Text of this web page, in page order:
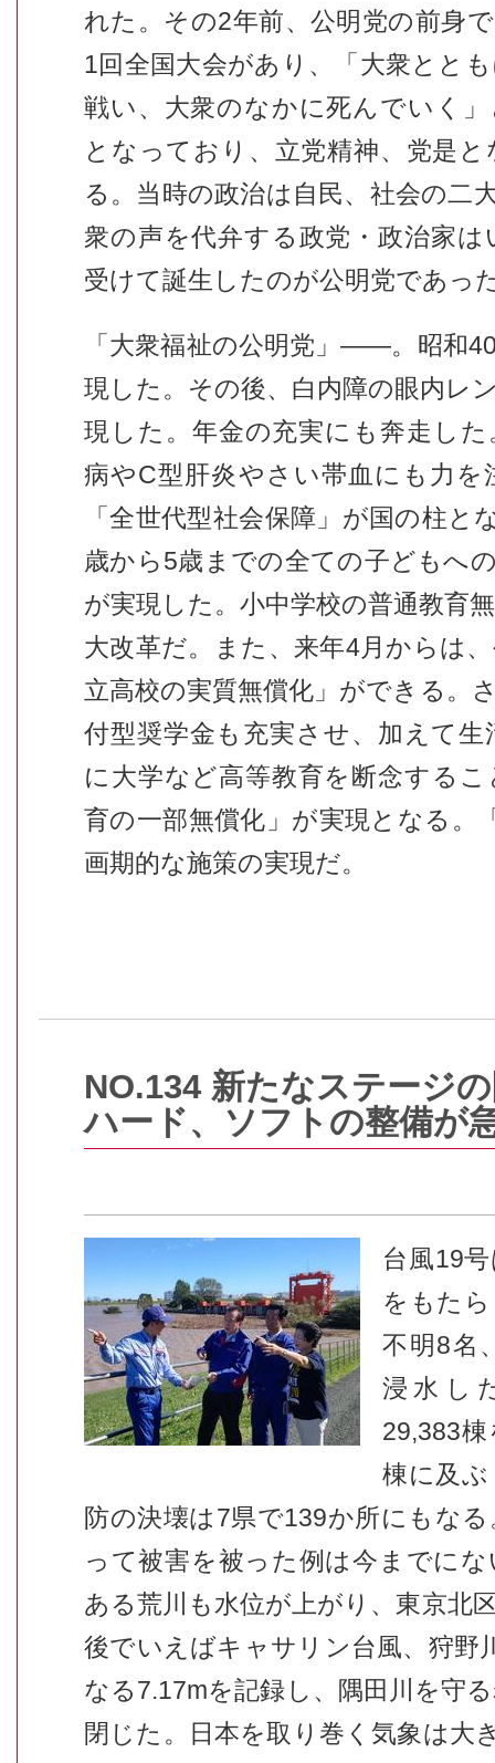
れた。その2年前、公明党の前身
1回全国大会があり、「大衆とと
戦い、大衆のなかに死んでいく
となっており、立党精神、党是
る。当時の政治は自民、社会の二
衆の声を代弁する政党・政治家
受けて誕生したのが公明党であっ
「大衆福祉の公明党」――。昭和
現した。その後、白内障の眼内レ
現した。年金の充実にも奔走し
病やC型肝炎やさい帯血にも力
「全世代型社会保障」が国の柱と
歳から5歳までの全ての子どもへ
が実現した。小中学校の普通教育
大改革だ。また、来年4月からは
立高校の実質無償化」ができる。
付型奨学金も充実させ、加えて
に大学など高等教育を断念する
育の一部無償化」が実現となる。
画期的な施策の実現だ。
NO.134 新たなステージ
ハード、ソフトの整備が
台風19
をもた
不明8名
浸水し
29,383
棟に及ぶ
防の決壊は7県で139か所にもな
って被害を被った例は今までに
ある荒川も水位が上がり、東京北
後でいえばキャサリン台風、狩野
なる7.17mを記録し、隅田川を守
閉じた。日本を取り巻く気象は大